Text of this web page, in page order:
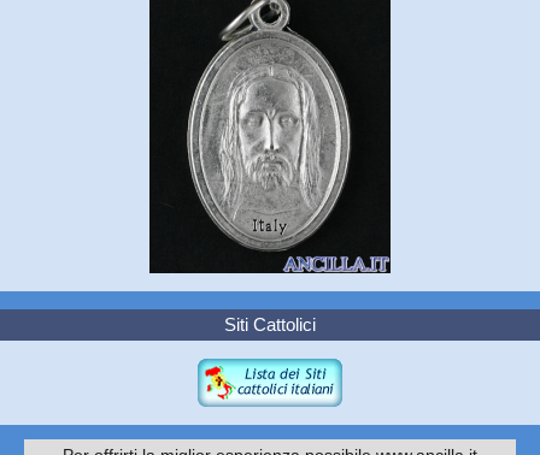
Siti Cattolici